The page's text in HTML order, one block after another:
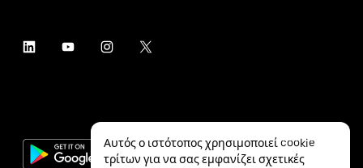
Αυτός ο ιστότοπος χρησιμοποιεί cookie
τρίτων για να σας εμφανίζει σχετικές